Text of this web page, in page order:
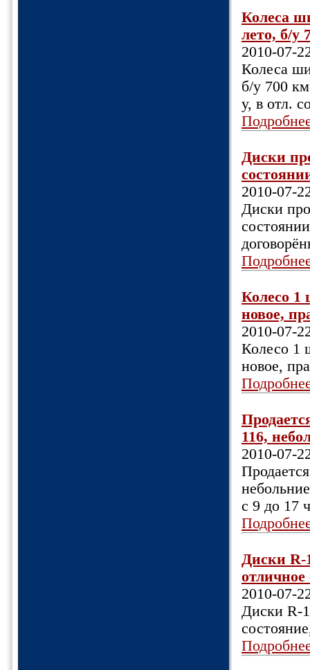
Колеса
лето, б/у
2010-07-
Колеса
б/у 700
у, в отл.
Диски
2010-07-
Диски
Колесо 1
новое,
2010-07-
Колесо 1
новое,
116,
2010-07-
с 9 до 17
Диски R-
отличное
2010-07-
Диски R-